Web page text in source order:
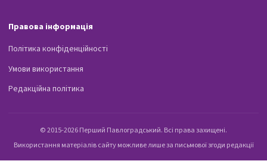
Правова інформація
Політика конфіденційності
Умови використання
Редакційна політика
© 2015-2026 Перший Павлоградський. Всі права захищені.
Використання матеріалів сайту можливе лише за письмової згоди редакції